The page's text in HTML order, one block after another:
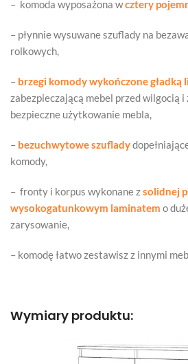
– komoda wyposażona wcztery
– płynnie wysuwane szuflady na
rolkowych,
– brzegi komodywykończone gładką
zabezpieczającą mebel przed wilgocią i
bezpieczne użytkowanie mebla,
– bezuchwytowe szuflady
komody,
– fronty i korpus wykonane zsolidnej
wysokogatunkowym laminatem o
zarysowanie,
– komodę łatwo zestawisz z innymi
Wymiary produktu: